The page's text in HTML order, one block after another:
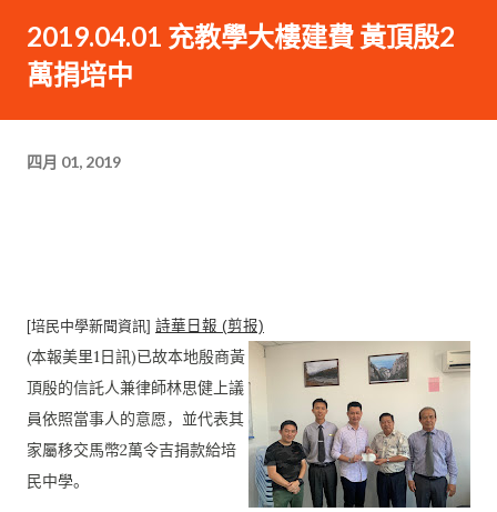
2019.04.01 充教學大樓建費 黃頂殷2
萬捐培中
四月 01, 2019
[培民中學新聞資訊] 詩華日報 (剪报)
(本報美里1日訊)已故本地殷商黃
頂殷的信託人兼律師林思健上議
員依照當事人的意愿，並代表其
家屬移交馬幣2萬令吉捐款給培
民中學。